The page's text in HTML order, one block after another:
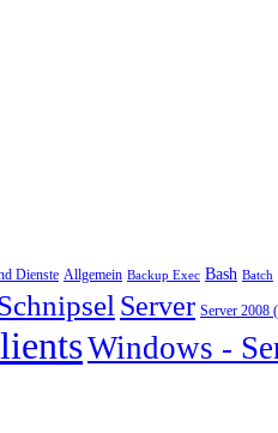
Dienste Allgemein Backup Exec Bash Batch
Server Server 2008
Windows -